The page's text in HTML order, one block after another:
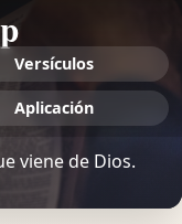
Versículos
Aplicación
viene de Dios.